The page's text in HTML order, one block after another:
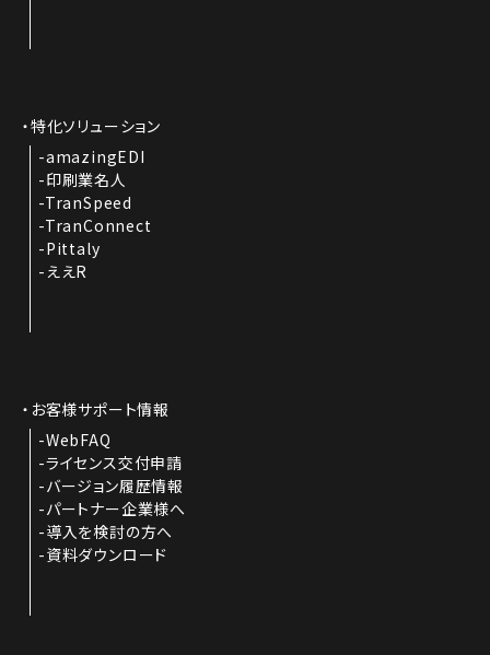
特化ソリューション
amazingEDI
印刷業名人
TranSpeed
TranConnect
Pittaly
ええR
お客様サポート情報
WebFAQ
ライセンス交付申請
バージョン履歴情報
パートナー企業様へ
導入を検討の方へ
資料ダウンロード